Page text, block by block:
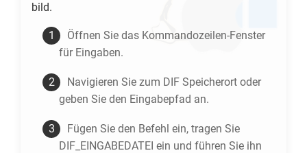
bild.
Öffnen Sie das Kommandozeilen-Fenster
für Eingaben.
Navigieren Sie zum DIF Speicherort oder
geben Sie den Eingabepfad an.
Fügen Sie den Befehl ein, tragen Sie
DIF_EINGABEDATEI ein und führen Sie ihn